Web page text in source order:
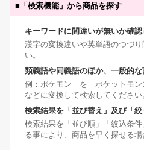
■ 「検索機能」から商品を探す
キーワードに間違いが無いか確
漢字の変換違いや英単語のつづ
い。
類義語や同義語のほか、一般的
例：ポケモン を ポケットモン
などに変換して検索してください
検索結果を「並び替え」及び「
検索結果を「並び順」「絞込条
る事により、商品を早く探せる場